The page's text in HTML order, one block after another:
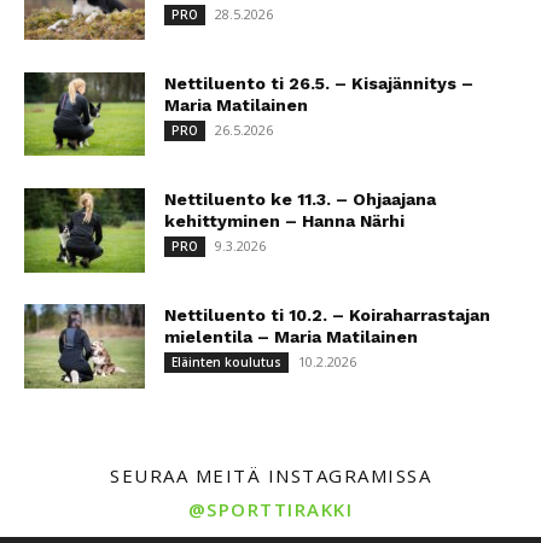
PRO 28.5.2026
Nettiluento ti 26.5. – Kisajännitys –
Maria Matilainen
PRO 26.5.2026
Nettiluento ke 11.3. – Ohjaajana
kehittyminen – Hanna Närhi
PRO 9.3.2026
Nettiluento ti 10.2. – Koiraharrastajan
mielentila – Maria Matilainen
Eläinten koulutus 10.2.2026
SEURAA MEITÄ INSTAGRAMISSA
@SPORTTIRAKKI